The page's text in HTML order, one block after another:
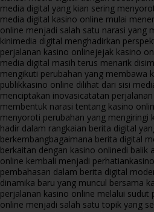
media digital yang kian sering
media digital kasino online mulai
online menjadi salah satu narasi yang
kinimedia digital menghadirkan
perjalanan kasino onlinejejak kasino
media digital masih terus menarik
mengikuti perubahan yang membawa
publikkasino online dilihat dari sisi
menciptakan inovasicatatan
membentuk narasi tentang kasino
menyoroti perubahan yang mengiringi
hadir dalam rangkaian berita digital
berkembangbagaimana berita digital
berkaitan dengan kasino onlinedi balik
online kembali menjadi perhatian
pembahasan dalam berita digital
dinamika baru yang muncul bersama
perjalanan kasino online melalui sudut
online menjadi salah satu topik yang